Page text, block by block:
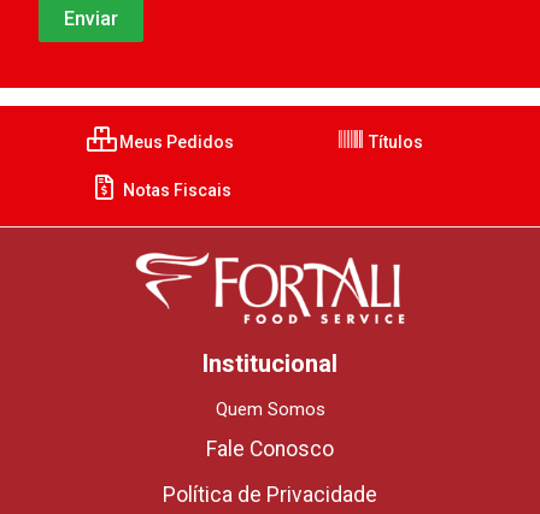
Meus Pedidos Títulos
Notas Fiscais
Institucional
Quem Somos
Fale Conosco
Política de Privacidade